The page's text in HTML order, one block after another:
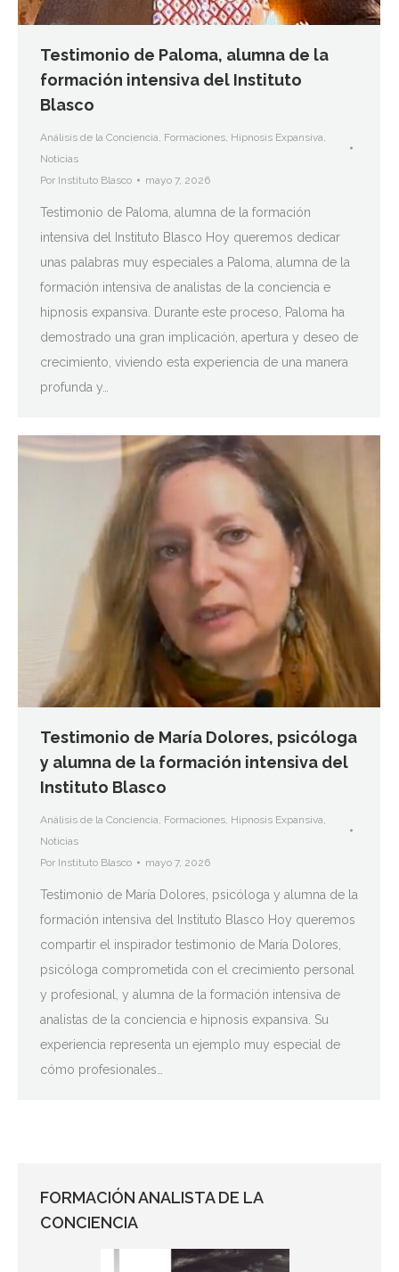
Testimonio de Paloma, alumna de la
formación intensiva del Instituto
Blasco
Análisis de la Conciencia, Formaciones, Hipnosis Expansiva,
Noticias
Por Instituto Blasco mayo 7, 2026
Testimonio de Paloma, alumna de la formación
intensiva del Instituto Blasco Hoy queremos dedicar
unas palabras muy especiales a Paloma, alumna de la
formación intensiva de analistas de la conciencia e
hipnosis expansiva. Durante este proceso, Paloma ha
demostrado una gran implicación, apertura y deseo de
crecimiento, viviendo esta experiencia de una manera
profunda y…
Testimonio de María Dolores, psicóloga
y alumna de la formación intensiva del
Instituto Blasco
Análisis de la Conciencia, Formaciones, Hipnosis Expansiva,
Noticias
Por Instituto Blasco mayo 7, 2026
Testimonio de María Dolores, psicóloga y alumna de la
formación intensiva del Instituto Blasco Hoy queremos
compartir el inspirador testimonio de María Dolores,
psicóloga comprometida con el crecimiento personal
y profesional, y alumna de la formación intensiva de
analistas de la conciencia e hipnosis expansiva. Su
experiencia representa un ejemplo muy especial de
cómo profesionales…
FORMACIÓN ANALISTA DE LA
CONCIENCIA